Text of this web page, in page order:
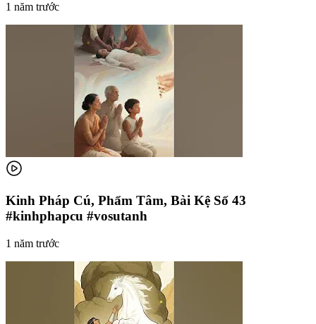
1 năm trước
Kinh Pháp Cú, Phẩm Tâm, Bài Kệ Số 43
#kinhphapcu #vosutanh
1 năm trước